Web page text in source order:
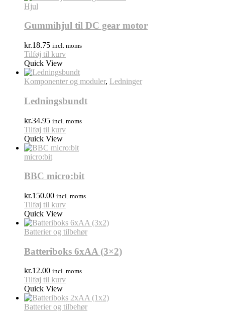
Hjul
Gummihjul til DC gear motor
kr.18.75 incl. moms
Tilføj til kurv
Quick View
Komponenter og moduler, Ledninger
Ledningsbundt
kr.34.95 incl. moms
Tilføj til kurv
Quick View
micro:bit
BBC micro:bit
kr.150.00 incl. moms
Tilføj til kurv
Quick View
Batterier og tilbehør
Batteriboks 6xAA (3×2)
kr.12.00 incl. moms
Tilføj til kurv
Quick View
Batterier og tilbehør